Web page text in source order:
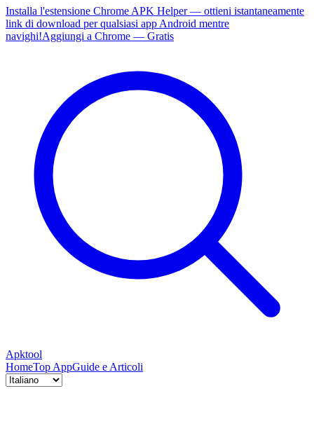
Installa l'estensione Chrome APK Helper — ottieni istantaneamente
link di download per qualsiasi app Android mentre
navighi!Aggiungi a Chrome — Gratis
Apktool
HomeTop AppGuide e Articoli